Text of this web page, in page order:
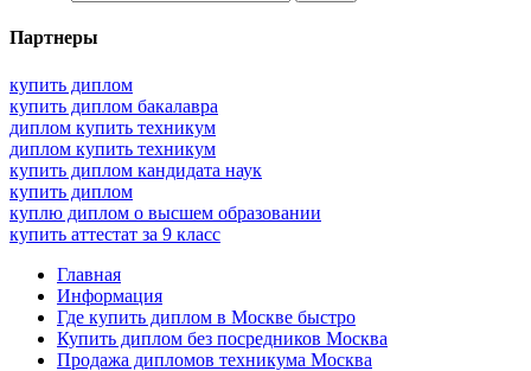
Партнеры
купить диплом
купить диплом бакалавра
диплом купить техникум
диплом купить техникум
купить диплом кандидата наук
купить диплом
куплю диплом о высшем образовании
купить аттестат за 9 класс
Главная
Информация
Где купить диплом в Москве быстро
Купить диплом без посредников Москва
Продажа дипломов техникума Москва